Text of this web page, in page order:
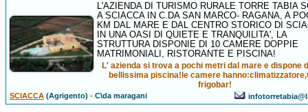
L'AZIENDA DI TURISMO RURALE TORRE TABIA
A SCIACCA IN C.DA SAN MARCO- RAGANA, A
KM DAL MARE E DAL CENTRO STORICO DI
IN UNA OASI DI QUIETE E TRANQUILITA', LA
STRUTTURA DISPONIE DI 10 CAMERE DOPPIE
MATRIMONIALI, RISTORANTE E PISCINA!
L' azienda si trova a pochi metri dal mare e dispone
bellissima piscina!le camere
frigobar!
SCIACCA(Agrigento) -C\da maragani